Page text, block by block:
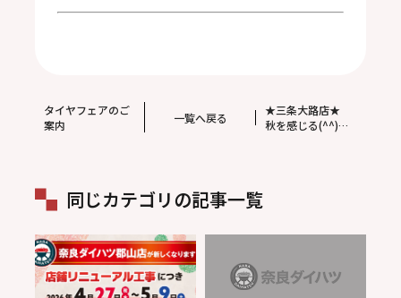
タイヤフェアのご
案内
一覧へ戻る
★三条大路店★
秋を感じる(^^)。
同じカテゴリの記事一覧